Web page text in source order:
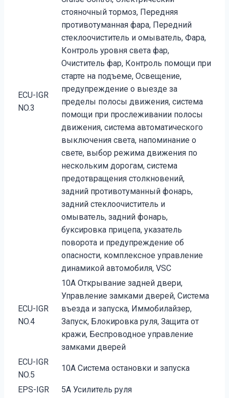
ECU-IGR
NO.3
стояночный тормоз, Передняя
противотуманная фара, Передний
стеклоочиститель и омыватель, Фара,
Контроль уровня света фар,
Очиститель фар, Контроль помощи при
старте на подъеме, Освещение,
предупреждение о выезде за
пределы полосы движения, система
помощи при прослеживании полосы
движения, система автоматического
выключения света, напоминание о
свете, выбор режима движения по
нескольким дорогам, система
предотвращения столкновений,
задний противотуманный фонарь,
задний стеклоочиститель и
омыватель, задний фонарь,
буксировка прицепа, указатель
поворота и предупреждение об
опасности, комплексное управление
динамикой автомобиля, VSC
ECU-IGR
NO.4
10A Открывание задней двери,
Управление замками дверей, Система
въезда и запуска, Иммобилайзер,
Запуск, Блокировка руля, Защита от
кражи, Беспроводное управление
замками дверей
ECU-IGR
NO.5
10A Система остановки и запуска
EPS-IGR 5A Усилитель руля